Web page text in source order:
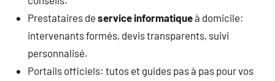
Prestataires deservice informatiqueà domicile:
intervenants formés, devis transparents, suivi
personnalisé.
Portails officiels: tutos et guides pas à pas pour vos